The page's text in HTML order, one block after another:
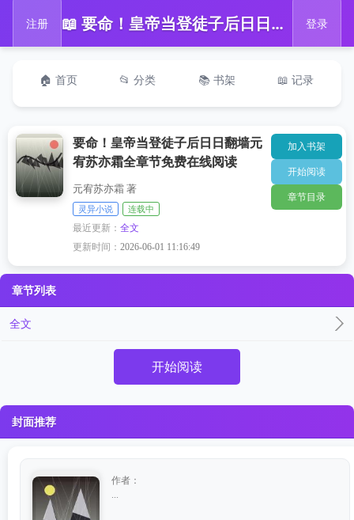
注册 📖 要命！皇帝当登徒子后日日翻墙元宥苏亦霜全章节免费在线阅读 登录
🏠 首页 📂 分类 📚 书架 📖 记录
要命！皇帝当登徒子后日日翻墙元
宥苏亦霜全章节免费在线阅读
元宥苏亦霜 著
灵异小说 连载中
最近更新：全文
更新时间：2026-06-01 11:16:49
加入书架
开始阅读
章节目录
章节列表
全文
开始阅读
封面推荐
作者：